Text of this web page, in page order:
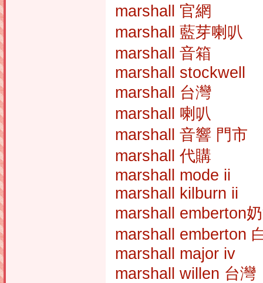
marshall 官網
marshall 藍芽喇叭
marshall 音箱
marshall stockwell
marshall 台灣
marshall 喇叭
marshall 音響 門市
marshall 代購
marshall mode ii
marshall kilburn ii
marshall emberton
marshall emberton
marshall major iv
marshall willen 台灣